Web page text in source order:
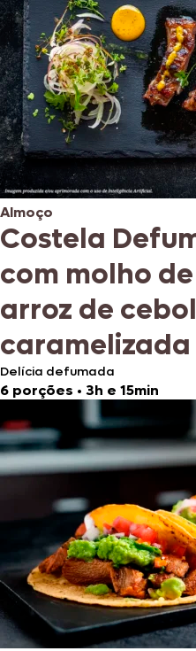
Almoço
Costela
com molho
arroz de
caramelizada
Delícia defumada
6 porções • 3h e 15min